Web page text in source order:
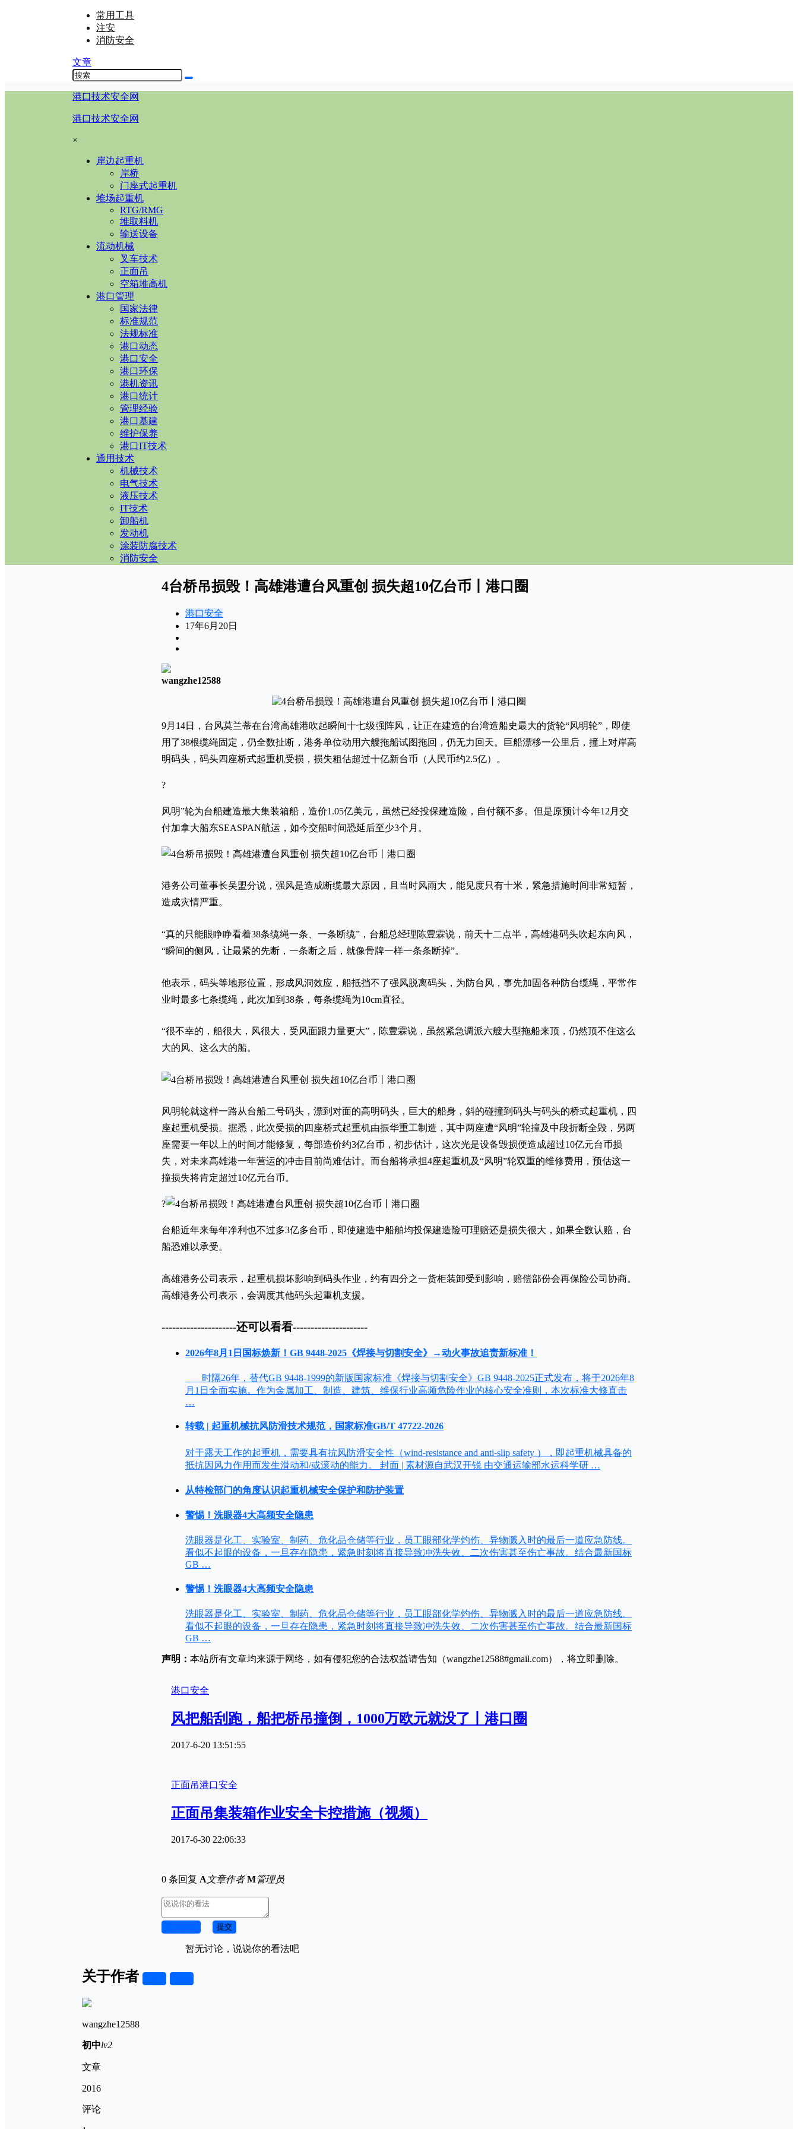
常用工具
注安
消防安全
文章
港口技术安全网
港口技术安全网
×
岸边起重机
岸桥
门座式起重机
堆场起重机
RTG/RMG
堆取料机
输送设备
流动机械
叉车技术
正面吊
空箱堆高机
港口管理
国家法律
标准规范
法规标准
港口动态
港口安全
港口环保
港机资讯
港口统计
管理经验
港口基建
维护保养
港口IT技术
通用技术
机械技术
电气技术
液压技术
IT技术
卸船机
发动机
涂装防腐技术
消防安全
4台桥吊损毁！高雄港遭台风重创 损失超10亿台币丨港口圈
港口安全
17年6月20日
wangzhe12588
9月14日，台风莫兰蒂在台湾高雄港吹起瞬间十七级强阵风，让正在建造的台湾造船史最大的货轮“风明轮”，即使
用了38根缆绳固定，仍全数扯断，港务单位动用六艘拖船试图拖回，仍无力回天。巨船漂移一公里后，撞上对岸高
明码头，码头四座桥式起重机受损，损失粗估超过十亿新台币（人民币约2.5亿）。
?
风明”轮为台船建造最大集装箱船，造价1.05亿美元，虽然已经投保建造险，自付额不多。但是原预计今年12月交
付加拿大船东SEASPAN航运，如今交船时间恐延后至少3个月。
港务公司董事长吴盟分说，强风是造成断缆最大原因，且当时风雨大，能见度只有十米，紧急措施时间非常短暂，
造成灾情严重。
“真的只能眼睁睁看着38条缆绳一条、一条断缆”，台船总经理陈豊霖说，前天十二点半，高雄港码头吹起东向风，
“瞬间的侧风，让最紧的先断，一条断之后，就像骨牌一样一条条断掉”。
他表示，码头等地形位置，形成风洞效应，船抵挡不了强风脱离码头，为防台风，事先加固各种防台缆绳，平常作
业时最多七条缆绳，此次加到38条，每条缆绳为10cm直径。
“很不幸的，船很大，风很大，受风面跟力量更大”，陈豊霖说，虽然紧急调派六艘大型拖船来顶，仍然顶不住这么
大的风、这么大的船。
风明轮就这样一路从台船二号码头，漂到对面的高明码头，巨大的船身，斜的碰撞到码头与码头的桥式起重机，四
座起重机受损。据悉，此次受损的四座桥式起重机由振华重工制造，其中两座遭“风明”轮撞及中段折断全毁，另两
座需要一年以上的时间才能修复，每部造价约3亿台币，初步估计，这次光是设备毁损便造成超过10亿元台币损
失，对未来高雄港一年营运的冲击目前尚难估计。而台船将承担4座起重机及“风明”轮双重的维修费用，预估这一
撞损失将肯定超过10亿元台币。
?
台船近年来每年净利也不过多3亿多台币，即使建造中船舶均投保建造险可理赔还是损失很大，如果全数认赔，台
船恐难以承受。
高雄港务公司表示，起重机损坏影响到码头作业，约有四分之一货柜装卸受到影响，赔偿部份会再保险公司协商。
高雄港务公司表示，会调度其他码头起重机支援。
---------------------还可以看看---------------------
2026年8月1日国标焕新！GB 9448-2025《焊接与切割安全》→动火事故追责新标准！
时隔26年，替代GB 9448-1999的新版国家标准《焊接与切割安全》GB 9448-2025正式发布，将于2026年8
月1日全面实施。作为金属加工、制造、建筑、维保行业高频危险作业的核心安全准则，本次标准大修直击
…
转载 | 起重机械抗风防滑技术规范，国家标准GB/T 47722-2026
对于露天工作的起重机，需要具有抗风防滑安全性（wind⁃resistance and anti⁃slip safety ），即起重机械具备的
抵抗因风力作用而发生滑动和/或滚动的能力。 封面 | 素材源自武汉开锐 由交通运输部水运科学研 …
从特检部门的角度认识起重机械安全保护和防护装置
警惕！洗眼器4大高频安全隐患
洗眼器是化工、实验室、制药、危化品仓储等行业，员工眼部化学灼伤、异物溅入时的最后一道应急防线。
看似不起眼的设备，一旦存在隐患，紧急时刻将直接导致冲洗失效、二次伤害甚至伤亡事故。结合最新国标
GB …
警惕！洗眼器4大高频安全隐患
洗眼器是化工、实验室、制药、危化品仓储等行业，员工眼部化学灼伤、异物溅入时的最后一道应急防线。
看似不起眼的设备，一旦存在隐患，紧急时刻将直接导致冲洗失效、二次伤害甚至伤亡事故。结合最新国标
GB …
声明： 本站所有文章均来源于网络，如有侵犯您的合法权益请告知（wangzhe12588#gmail.com），将立即删除。
港口安全
风把船刮跑，船把桥吊撞倒，1000万欧元就没了丨港口圈
2017-6-20 13:51:55
正面吊港口安全
正面吊集装箱作业安全卡控措施（视频）
2017-6-30 22:06:33
0 条回复 A文章作者 M管理员
提交
暂无讨论，说说你的看法吧
关于作者
wangzhe12588
初中lv2
文章
2016
评论